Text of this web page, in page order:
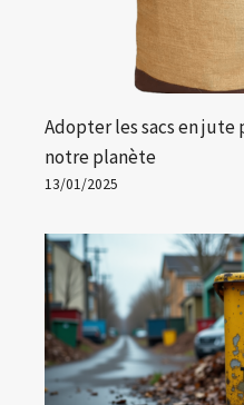
Adopter les sacs en
notre planète
13/01/2025